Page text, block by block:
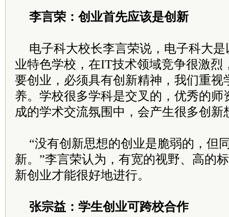
李言荣：创业首先应该是创新
电子科大校长李言荣说，电子科大
业特色学校，在IT技术领域竞争很激烈
要创业，必须具有创新精神，我们重视
养。学校很多学科是交叉的，优秀的师
成的学术交流氛围中，会产生很多创新
“没有创新思想的创业是脆弱的，但
新。”李言荣认为，有宽的视野、高的
新创业才能很好地进行。
张宗益：学生创业可跨校合作